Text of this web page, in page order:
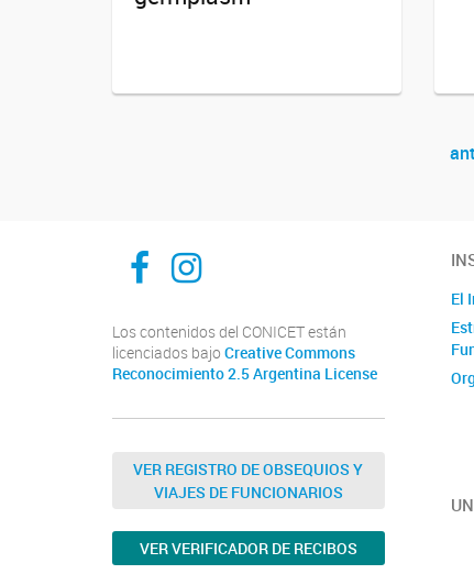
Navegador de
ibam-facebook
ibam-instagram
Los contenidos del CONICET están
licenciados bajo Creative Commons
Reconocimiento 2.5 Argentina License
VER REGISTRO DE OBSEQUIOS Y
VIAJES DE FUNCIONARIOS
VER VERIFICADOR DE RECIBOS
El